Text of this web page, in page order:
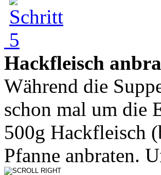
Hackfleisch
Während die
schon mal um die
500g Hackfleisch
Pfanne anbraten.